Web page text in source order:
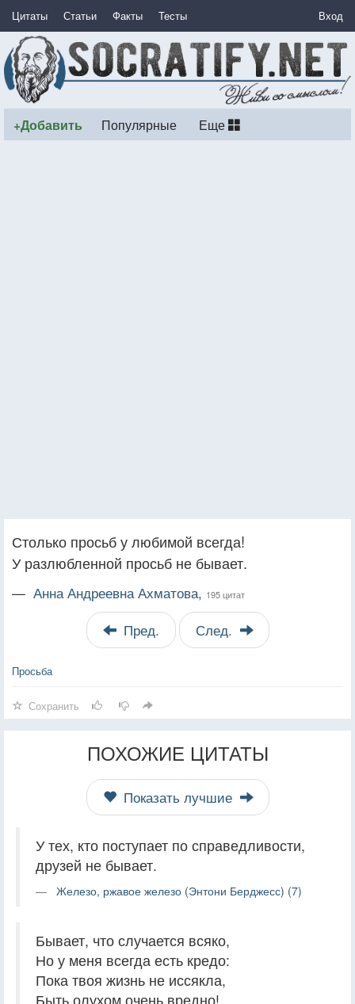
Цитаты Статьи Факты Тесты Вход
+Добавить Популярные Еще
Столько просьб у любимой всегда!
У разлюбленной просьб не бывает.
— Анна Андреевна Ахматова, 195 цитат
Пред. След.
Просьба
Сохранить
ПОХОЖИЕ ЦИТАТЫ
Показать лучшие
У тех, кто поступает по справедливости,
друзей не бывает.
Железо, ржавое железо (Энтони Берджесс) (7)
Бывает, что случается всяко,
Но у меня всегда есть кредо:
Пока твоя жизнь не иссякла,
Быть олухом очень вредно!